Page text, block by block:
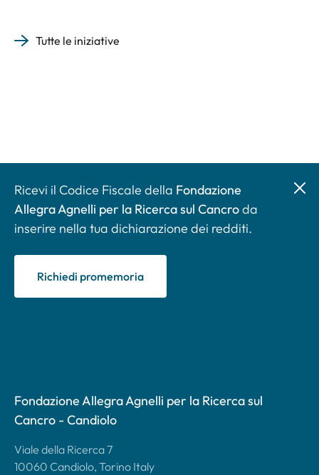
Tutte le iniziative
Ricevi il Codice Fiscale della Fondazione
Allegra Agnelli per la Ricerca sul Cancroda
inserire nella tua dichiarazione dei redditi.
Richiedi promemoria
Fondazione Allegra Agnelli per la Ricerca sul
Cancro - Candiolo
Viale della Ricerca 7
10060 Candiolo, Torino Italy